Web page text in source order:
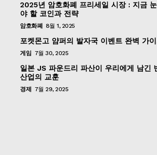
2025년 암호화폐 프리세일 시장 : 지금
야 할 코인과 전략
암호화폐 8월 1, 2025
포켓몬고 얌퍼의 발자국 이벤트 완벽 가
게임 7월 30, 2025
일본 JS 파운드리 파산이 우리에게 남긴
산업의 교훈
경제 7월 29, 2025